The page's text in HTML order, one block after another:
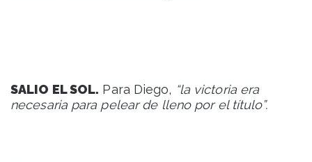
SALIO EL SOL. Para Diego, “la victoria era
necesaria para pelear de lleno por el título”.